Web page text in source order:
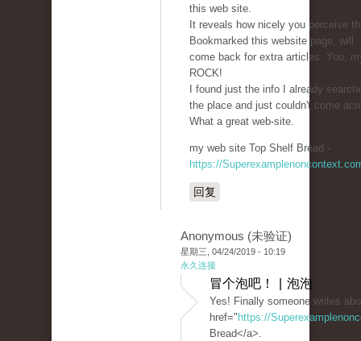
this web site.
It reveals how nicely you perceive
Bookmarked this website page, will
come back for extra articles. You,
ROCK!
I found just the info I already
the place and just couldn't come
What a great web-site.
my web site Top Shelf Bread -
https://
回复
Anonymous (未验证)
星期三, 04/24/2019 - 10:19
永久连接
冒个泡吧！ | 泡泡
Yes! Finally someone writes
href=" https://
Bread</a>.